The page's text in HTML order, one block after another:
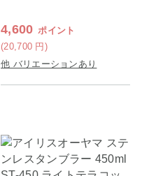
4,600 ポイント
(20,700 円 )
他 バリエーションあり